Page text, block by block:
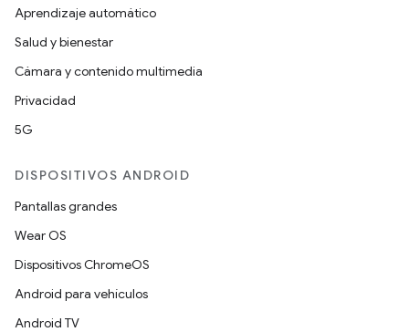
Aprendizaje automático
Salud y bienestar
Cámara y contenido multimedia
Privacidad
5G
DISPOSITIVOS ANDROID
Pantallas grandes
Wear OS
Dispositivos ChromeOS
Android para vehículos
Android TV